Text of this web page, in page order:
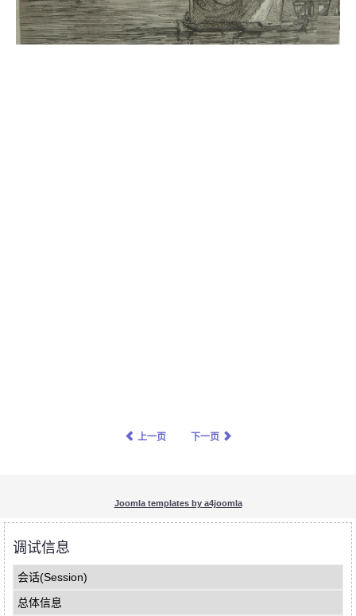
上一页 下一页
Joomla templates by a4joomla
调试信息
会话(Session)
总体信息